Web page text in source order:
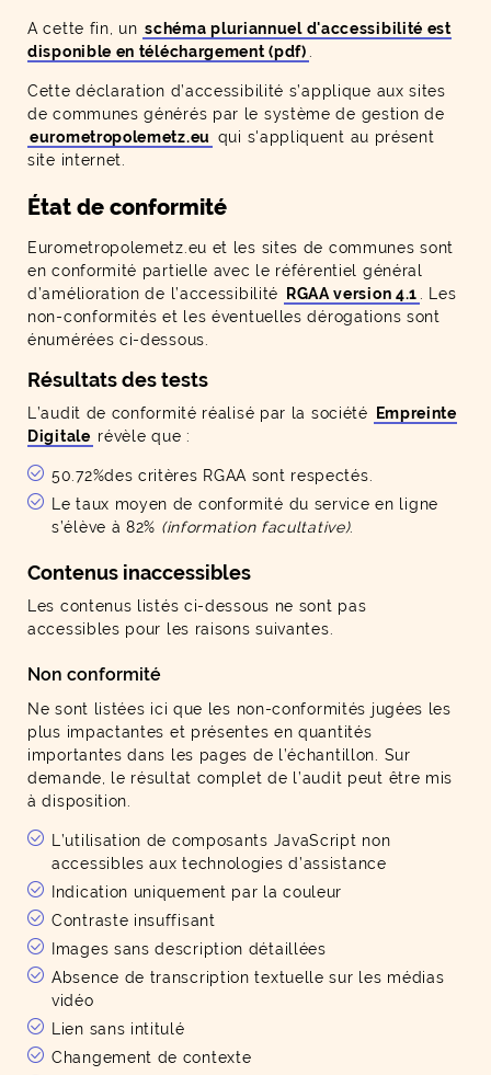
A cette fin, un schéma pluriannuel d'accessibilité est
disponible en téléchargement (pdf)
Cette déclaration d’accessibilité s’applique aux sites
de communes générés par le système de gestion de
eurometropolemetz.eu qui s'appliquent au présent
site internet.
État de conformité
Eurometropolemetz.eu et les sites de communes sont
en conformité partielle avec le référentiel général
d’amélioration de l’accessibilité
RGAA version 4.1
. Les
non-conformités et les éventuelles dérogations sont
énumérées ci-dessous.
Résultats des tests
L’audit de conformité réalisé par la société
Empreinte
Digitale révèle que :
50.72%des critères RGAA sont respectés.
Le taux moyen de conformité du service en ligne
s’élève à 82% (information facultative).
Contenus inaccessibles
Les contenus listés ci-dessous ne sont pas
accessibles pour les raisons suivantes.
Non conformité
Ne sont listées ici que les non-conformités jugées les
plus impactantes et présentes en quantités
importantes dans les pages de l’échantillon. Sur
demande, le résultat complet de l’audit peut être mis
à disposition.
L’utilisation de composants JavaScript non
accessibles aux technologies d’assistance
Indication uniquement par la couleur
Contraste insuffisant
Images sans description détaillées
Absence de transcription textuelle sur les médias
vidéo
Lien sans intitulé
Changement de contexte